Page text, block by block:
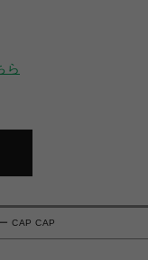
ら
CAP CAP